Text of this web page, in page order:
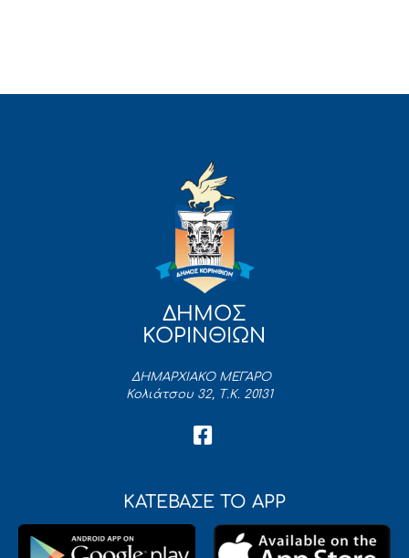
ΔΗΜΟΣ
ΚΟΡΙΝΘΙΩΝ
ΔΗΜΑΡΧΙΑΚΟ ΜΕΓΑΡΟ
Κολιάτσου 32, Τ.Κ. 20131
ΚΑΤΕΒΑΣΕ ΤΟ APP